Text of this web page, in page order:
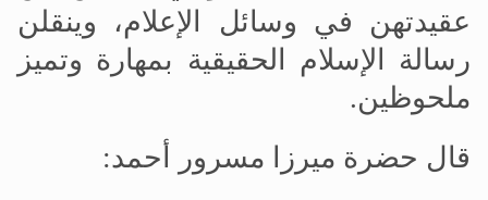
عقيدتهن في وسائل الإعلام، وينقلن
رسالة الإسلام الحقيقية بمهارة وتميز
ملحوظين.
قال حضرة ميرزا مسرور أحمد: